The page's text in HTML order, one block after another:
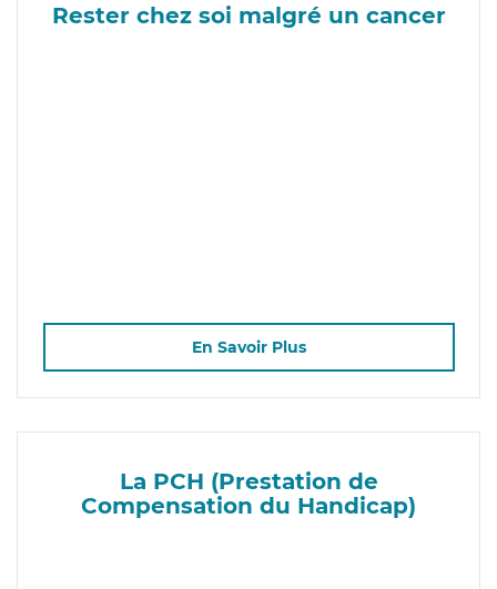
Rester chez soi malgré un cancer
En Savoir Plus
La PCH (Prestation de
Compensation du Handicap)